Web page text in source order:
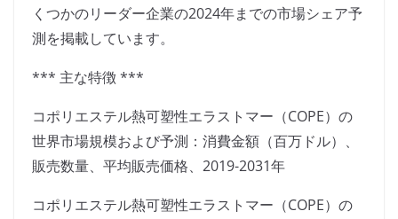
くつかのリーダー企業の2024年までの市場シェア予
測を掲載しています。
*** 主な特徴 ***
コポリエステル熱可塑性エラストマー（COPE）の
世界市場規模および予測：消費金額（百万ドル）、
販売数量、平均販売価格、2019-2031年
コポリエステル熱可塑性エラストマー（COPE）の